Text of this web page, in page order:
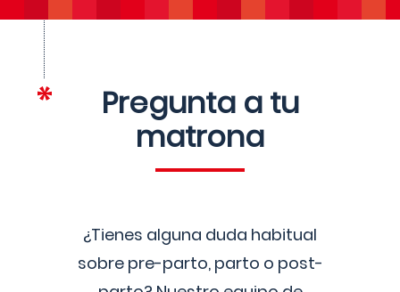
Pregunta a tu
matrona
¿Tienes alguna duda habitual
sobre pre-parto, parto o post-